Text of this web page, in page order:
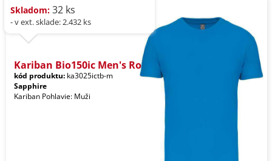
Skladom: 32 ks
- v ext. sklade: 2.432 ks
Kariban Bio150ic Men's Ro
kód produktu: ka3025ictb-m
Sapphire
Kariban Pohlavie: Muži